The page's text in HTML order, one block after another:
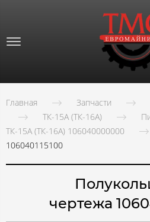
Главная Запчасти
ТК-15А (ТК-16А)
ТК-15А (ТК-16А) 106040000000
106040115100
чертежа